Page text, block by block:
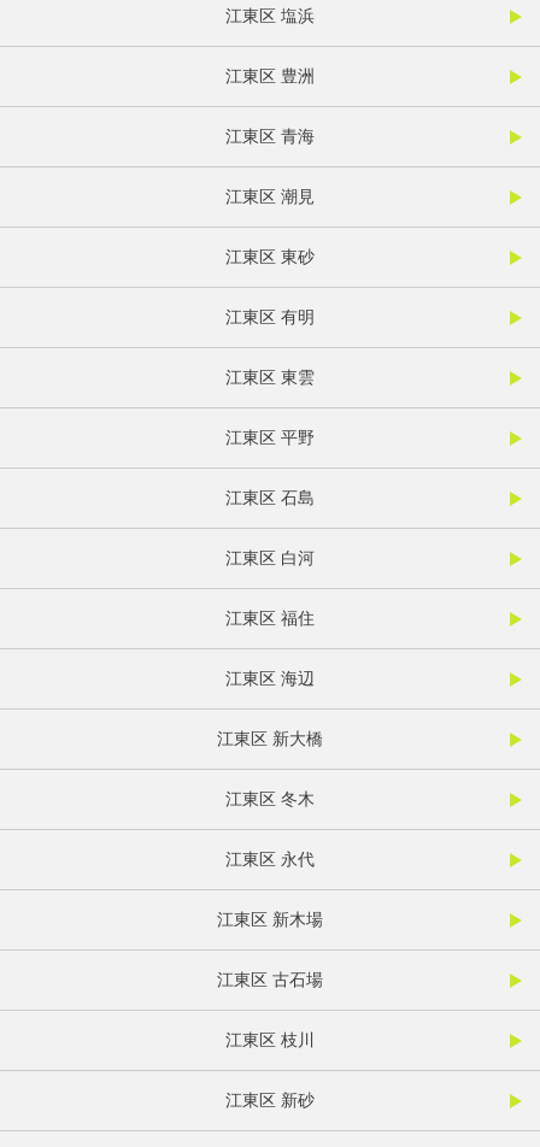
江東区 塩浜
江東区 豊洲
江東区 青海
江東区 潮見
江東区 東砂
江東区 有明
江東区 東雲
江東区 平野
江東区 石島
江東区 白河
江東区 福住
江東区 海辺
江東区 新大橋
江東区 冬木
江東区 永代
江東区 新木場
江東区 古石場
江東区 枝川
江東区 新砂